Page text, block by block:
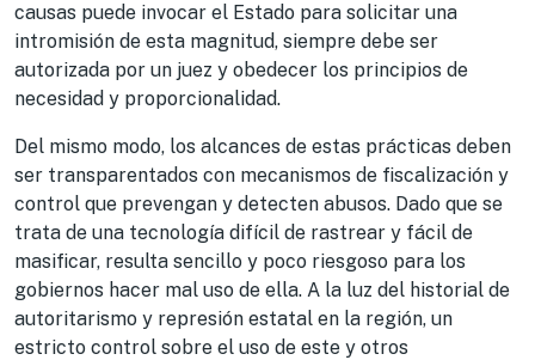
causas puede invocar el Estado para solicitar una
intromisión de esta magnitud, siempre debe ser
autorizada por un juez y obedecer los principios de
necesidad y proporcionalidad.
Del mismo modo, los alcances de estas prácticas deben
ser transparentados con mecanismos de fiscalización y
control que prevengan y detecten abusos. Dado que se
trata de una tecnología difícil de rastrear y fácil de
masificar, resulta sencillo y poco riesgoso para los
gobiernos hacer mal uso de ella. A la luz del historial de
autoritarismo y represión estatal en la región, un
estricto control sobre el uso de este y otros